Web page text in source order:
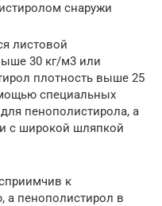
снаружи
листовой
30 кг/м3 или
плотность выше 25
специальных
пенополистирола, а
с широкой шляпкой
к
а пенополистирол в